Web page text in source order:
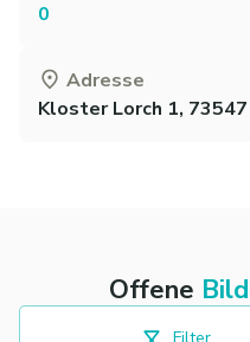
0
Adresse
Kloster Lorch 1, 73547
Offene